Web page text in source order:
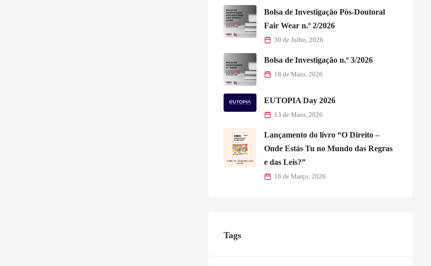
Bolsa de Investigação Pós-Doutoral
Fair Wear n.º 2/2026
30 de Julho, 2026
Bolsa de Investigação n.º 3/2026
18 de Maio, 2026
EUTOPIA Day 2026
13 de Maio, 2026
Lançamento do livro “O Direito –
Onde Estás Tu no Mundo das Regras
e das Leis?”
16 de Março, 2026
Tags